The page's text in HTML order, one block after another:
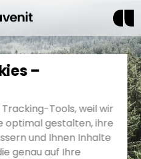
–
Tools, weil wir
optimal gestalten, ihre
und Ihnen Inhalte
genau auf Ihre